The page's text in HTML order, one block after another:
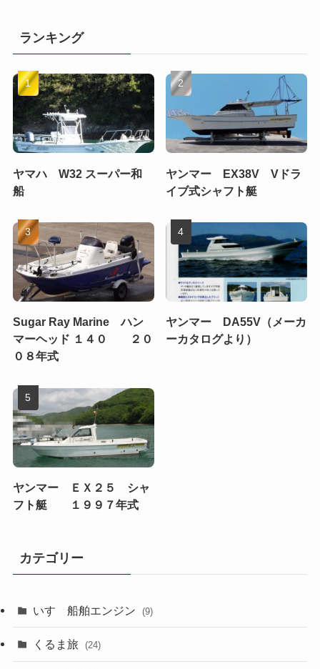
ランキング
ヤマハ W32 スーパー和
船
ヤンマー EX38V Vドラ
イブ式シャフト艇
Sugar Ray Marine ハン
マーヘッド １４０ ２０
０８年式
ヤンマー DA55V（メーカ
ーカタログより）
ヤンマー ＥＸ２５ シャ
フト艇 １９９７年式
カテゴリー
いすゞ船舶エンジン (9)
くるま旅 (24)